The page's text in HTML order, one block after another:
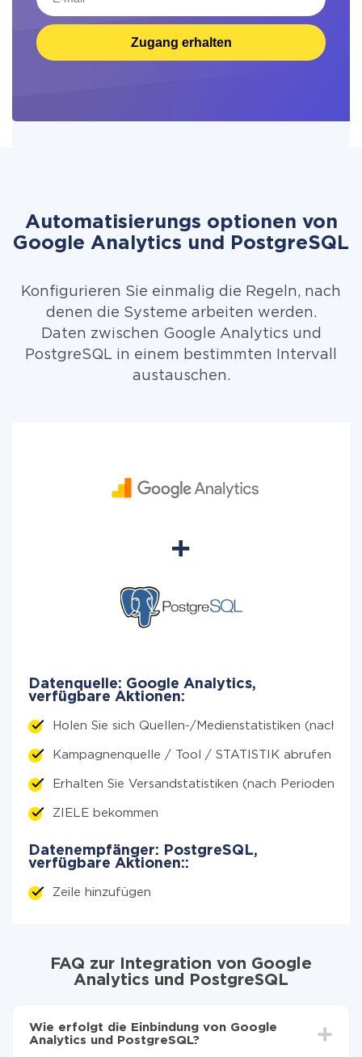
Zugang erhalten
Automatisierungs optionen von
Google Analytics und PostgreSQL
Konfigurieren Sie einmalig die Regeln, nach
denen die Systeme arbeiten werden.
Daten zwischen Google Analytics und
PostgreSQL in einem bestimmten Intervall
austauschen.
Datenquelle: Google Analytics,
verfügbare Aktionen:
Holen Sie sich Quellen-/Medienstatistiken (nach
Kampagnenquelle / Tool / STATISTIK abrufen
Erhalten Sie Versandstatistiken (nach Perioden)
ZIELE bekommen
Datenempfänger: PostgreSQL,
verfügbare Aktionen::
Zeile hinzufügen
FAQ zur Integration von Google
Analytics und PostgreSQL
Wie erfolgt die Einbindung von Google
Analytics und PostgreSQL?